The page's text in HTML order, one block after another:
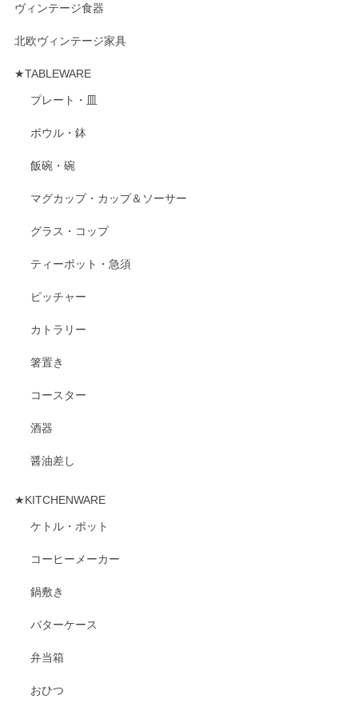
ヴィンテージ食器
北欧ヴィンテージ家具
★TABLEWARE
プレート・皿
ボウル・鉢
飯碗・碗
マグカップ・カップ＆ソーサー
グラス・コップ
ティーポット・急須
ピッチャー
カトラリー
箸置き
コースター
酒器
醤油差し
★KITCHENWARE
ケトル・ポット
コーヒーメーカー
鍋敷き
バターケース
弁当箱
おひつ